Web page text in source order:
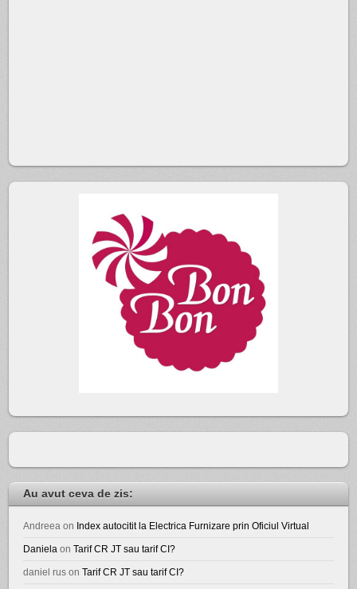
Au avut ceva de zis:
Andreea on Index autocitit la Electrica Furnizare prin Oficiul Virtual
Daniela onTarif CR JT sau tarif CI?
daniel rus onTarif CR JT sau tarif CI?